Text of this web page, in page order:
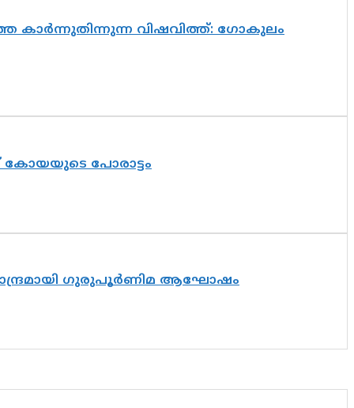
കാർന്നുതിന്നുന്ന വിഷവിത്ത്: ഗോകുലം
കോയയുടെ പോരാട്ടം
ഗുരുപൂർണിമ ആഘോഷം